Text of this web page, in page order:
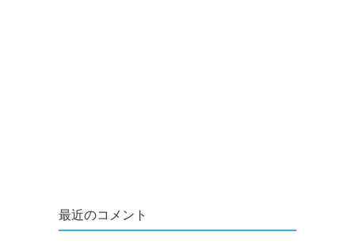
最近のコメント